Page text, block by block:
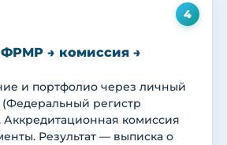
4
ФРМР → комиссия →
и портфолио через личный
регистр
Аккредитационная комиссия
Результат — выписка о